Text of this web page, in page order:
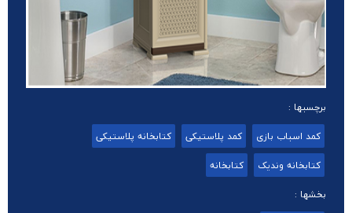
برچسبها :
کمد اسباب بازی
کمد پلاستیکی
کتابخانه پلاستیکی
کتابخانه وندیک
کتابخانه
بخشها :